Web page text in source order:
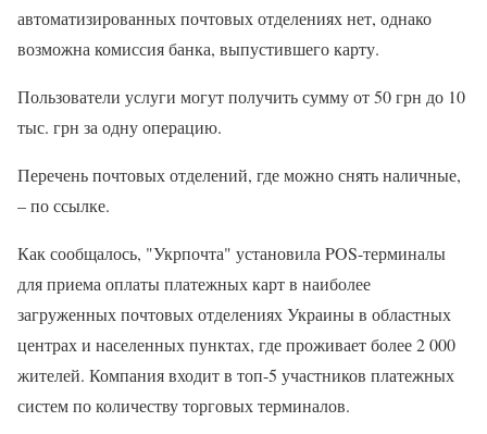
автоматизированных почтовых отделениях нет, однако
возможна комиссия банка, выпустившего карту.
Пользователи услуги могут получить сумму от 50 грн до 10
тыс. грн за одну операцию.
Перечень почтовых отделений, где можно снять наличные,
– по ссылке.
Как сообщалось, "Укрпочта" установила POS-терминалы
для приема оплаты платежных карт в наиболее
загруженных почтовых отделениях Украины в областных
центрах и населенных пунктах, где проживает более 2 000
жителей. Компания входит в топ-5 участников платежных
систем по количеству торговых терминалов.